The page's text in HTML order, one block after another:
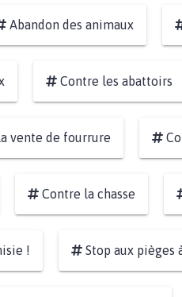
Abandon des animaux
Contre les abattoirs
vente de fourrure
Contre la chasse
! Stop aux pièges